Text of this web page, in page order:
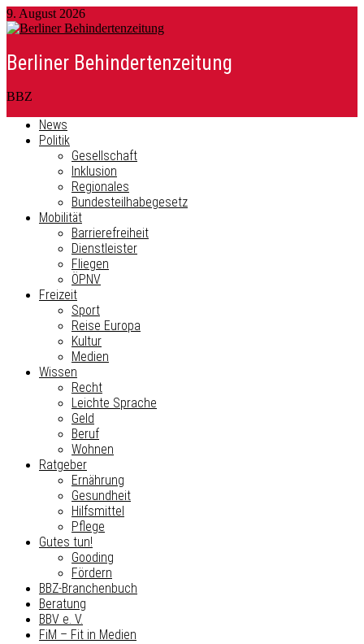
9. August 2026
Berliner Behindertenzeitung
BBZ
News
Politik
Gesellschaft
Inklusion
Regionales
Bundesteilhabegesetz
Mobilität
Barrierefreiheit
Dienstleister
Fliegen
ÖPNV
Freizeit
Sport
Reise Europa
Kultur
Medien
Wissen
Recht
Leichte Sprache
Geld
Beruf
Wohnen
Ratgeber
Ernährung
Gesundheit
Hilfsmittel
Pflege
Gutes tun!
Gooding
Fördern
BBZ-Branchenbuch
Beratung
BBV e. V.
FiM – Fit in Medien